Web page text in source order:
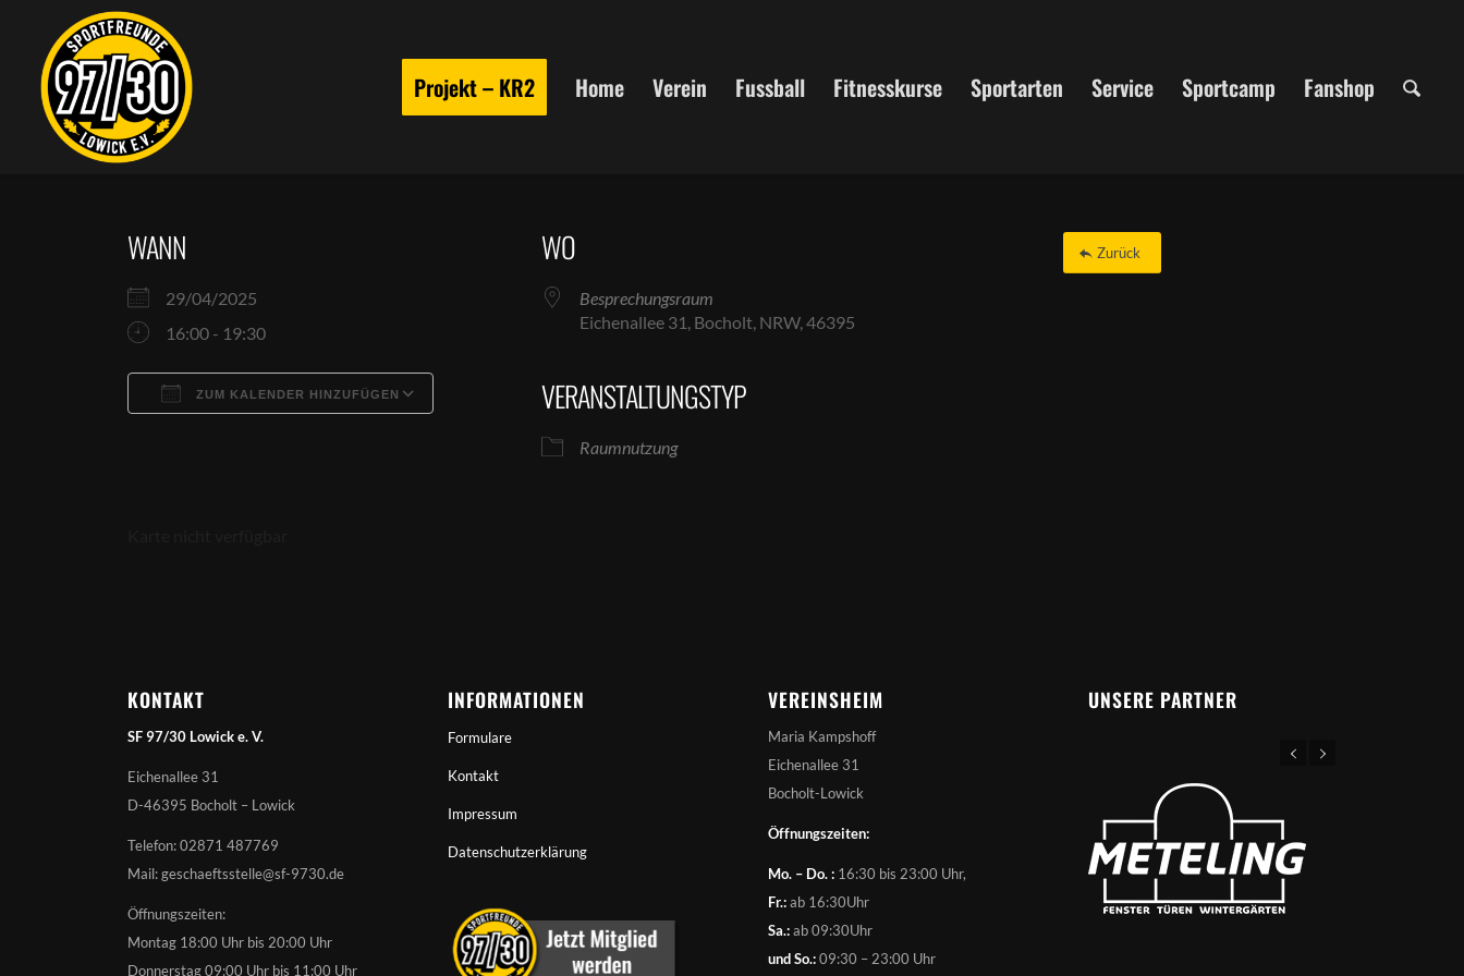
Projekt – KR2 Home Verein Fussball Fitnesskurse Sportarten Service Sportcamp Fanshop
WANN
29/04/2025
16:00 - 19:30
ZUM KALENDER HINZUFÜGEN
Google Kalender
WO
Besprechungsraum
Eichenallee 31, Bocholt, NRW, 46395
VERANSTALTUNGSTYP
Raumnutzung
Zurück
KONTAKT
SF 97/30 Lowick e. V.
Eichenallee 31
D-46395 Bocholt – Lowick
Telefon: 02871 487769
Mail: geschaeftsstelle@sf-9730.de
Öffnungszeiten:
Montag 18:00 Uhr bis 20:00 Uhr
Donnerstag 09:00 Uhr bis 11:00 Uhr
INFORMATIONEN
Formulare
Kontakt
Impressum
Datenschutzerklärung
VEREINSHEIM
Maria Kampshoff
Eichenallee 31
Bocholt-Lowick
Öffnungszeiten:
Mo. – Do. : 16:30 bis 23:00 Uhr,
Fr.:ab 16:30Uhr
Sa.:ab 09:30Uhr
und So.:09:30 – 23:00 Uhr
UNSERE PARTNER